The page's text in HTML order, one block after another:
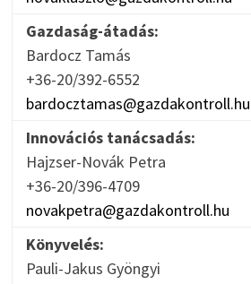
Gazdaság-átadás:
Bardocz Tamás
+36-20/392-6552
bardocztamas@gazdakontroll.hu
Innovációs tanácsadás:
Hajzser-Novák Petra
+36-20/396-4709
novakpetra@gazdakontroll.hu
Könyvelés:
Pauli-Jakus Gyöngyi